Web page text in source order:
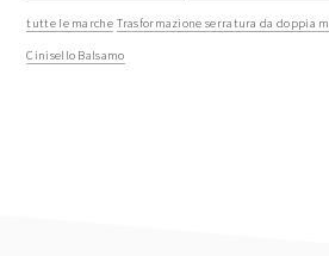
tutte le marche Trasformazione serratura da doppia
Cinisello Balsamo